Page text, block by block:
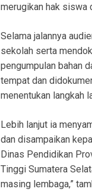
merugikan hak siswa
Selama jalannya
sekolah serta
pengumpulan bahan
tempat dan
menentukan langkah
Lebih lanjut ia
dan disampaikan
Dinas Pendidikan
Tinggi Sumatera
masing lembaga,”